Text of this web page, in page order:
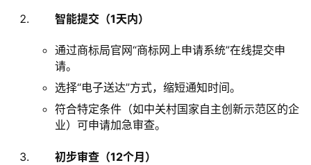
智能提交（1天内）
通过商标局官网“商标网上申请系统”在线提交申
请。
选择“电子送达”方式，缩短通知时间。
符合特定条件（如中关村国家自主创新示范区的企
业）可申请加急审查。
初步审查（12个月）